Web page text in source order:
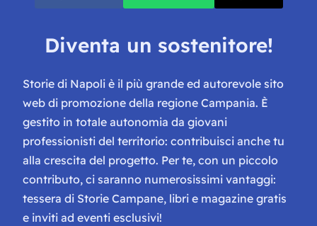
Diventa un sostenitore!
Storie di Napoli è il più grande ed autorevole sito
web di promozione della regione Campania. È
gestito in totale autonomia da giovani
professionisti del territorio: contribuisci anche tu
alla crescita del progetto. Per te, con un piccolo
contributo, ci saranno numerosissimi vantaggi:
tessera di Storie Campane, libri e magazine gratis
e inviti ad eventi esclusivi!